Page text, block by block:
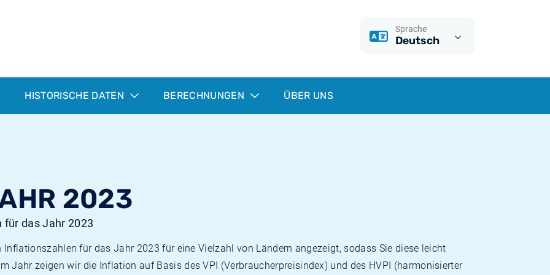
Sprache
Deutsch
HISTORISCHE DATEN BERECHNUNGEN ÜBER UNS
2023
das Jahr 2023
für das Jahr 2023 für eine Vielzahl von Ländern angezeigt, sodass Sie diese leicht
Jahr zeigen wir die Inflation auf Basis des VPI (Verbraucherpreisindex) und des HVPI (harmonisierter